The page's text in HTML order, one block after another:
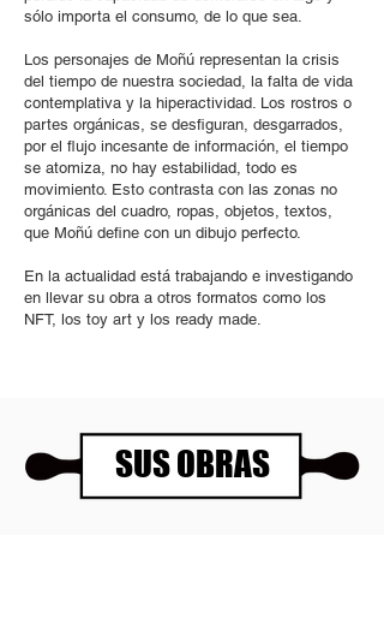
sólo importa el consumo, de lo que sea.
Los personajes de Moñú representan la crisis
del tiempo de nuestra sociedad, la falta de vida
contemplativa y la hiperactividad. Los rostros o
partes orgánicas, se desfiguran, desgarrados,
por el flujo incesante de información, el tiempo
se atomiza, no hay estabilidad, todo es
movimiento. Esto contrasta con las zonas no
orgánicas del cuadro, ropas, objetos, textos,
que Moñú define con un dibujo perfecto.
En la actualidad está trabajando e investigando
en llevar su obra a otros formatos como los
NFT, los toy art y los ready made.
SUS OBRAS